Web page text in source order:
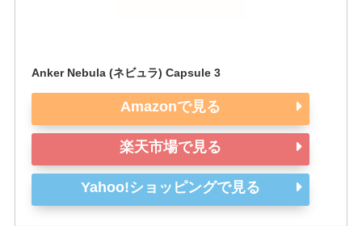
Anker Nebula (ネビュラ) Capsule 3
Amazonで見る
楽天市場で見る
Yahoo!ショッピングで見る